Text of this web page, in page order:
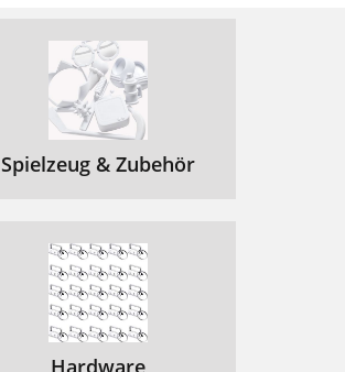
Spielzeug & Zubehör
Hardware